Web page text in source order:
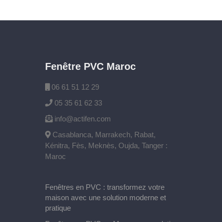
Fenêtre PVC Maroc
06 61 51 12 29
05 35 61 62 33
info@actifen.com
Casablanca, Marrakech, Rabat,
Kénitra, Fès, Meknès, Oujda, Tanger :
Maroc
Fenêtres en PVC : transformez votre
maison avec une solution moderne et
pratique